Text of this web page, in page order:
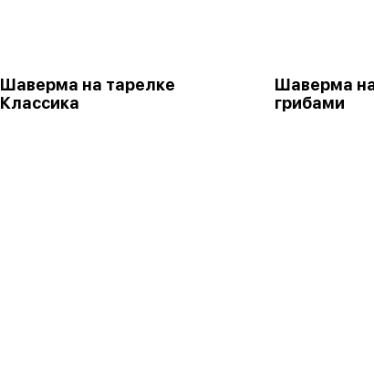
Шаверма на тарелке
Классика
Шаверма
грибами